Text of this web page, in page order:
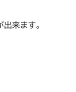
来ます。